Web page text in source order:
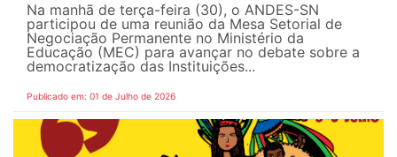
Na manhã de terça-feira (30), o ANDES-SN
participou de uma reunião da Mesa Setorial de
Negociação Permanente no Ministério da
Educação (MEC) para avançar no debate sobre a
democratização das Instituições...
Publicado em: 01 de Julho de 2026